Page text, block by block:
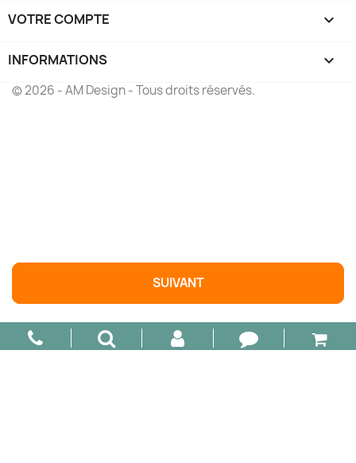
AJOUTER AU PANIER
SUIVANT
VOTRE COMPTE 
INFORMATIONS keyboard_arrow_down
© 2026 - AM Design - Tous droits réservés.